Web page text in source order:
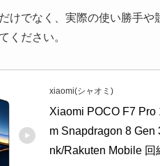
けでなく、実際の使い勝手
ください。
xiaomi(シャオミ)
Xiaomi POCO F7
m Snapdragon 8
nk/Rakuten Mobile 回